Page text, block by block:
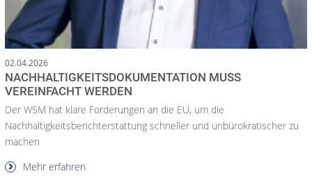
02.04.2026
NACHHALTIGKEITSDOKUMENTATION MUSS
VEREINFACHT WERDEN
Der WSM hat klare Forderungen an die EU, um die
Nachhaltigkeitsberichterstattung schneller und unbürokratischer zu
machen
Mehr erfahren